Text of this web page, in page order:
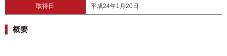
取得日 平成24年1月20日
概要